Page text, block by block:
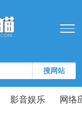
搜网站
影音娱乐 网络